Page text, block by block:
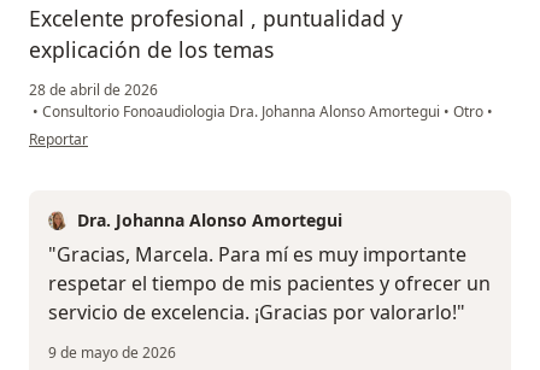
Excelente profesional , puntualidad y
explicación de los temas
28 de abril de 2026
• Consultorio Fonoaudiologia Dra. Johanna Alonso Amortegui • Otro •
en opinión del usuario Marcela Torres
Reportar
Dra. Johanna Alonso Amortegui
"Gracias, Marcela. Para mí es muy importante
respetar el tiempo de mis pacientes y ofrecer un
servicio de excelencia. ¡Gracias por valorarlo!"
9 de mayo de 2026